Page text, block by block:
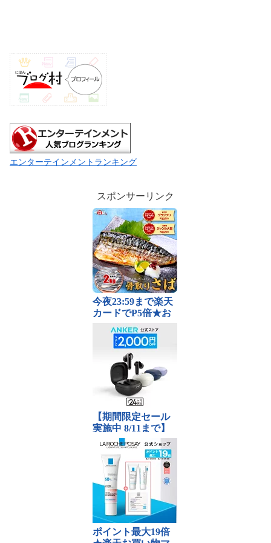
エンターテインメントランキング
スポンサーリンク